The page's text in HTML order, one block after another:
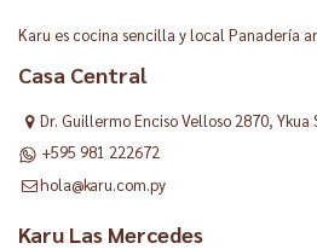
Karu es cocina sencilla y local Panadería
Casa Central
Dr. Guillermo Enciso Velloso 2870, Ykua
+595 981 222672
hola@karu.com.py
Karu Las Mercedes